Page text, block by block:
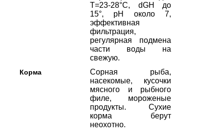
Т=23-28°С, dGH до
15°, рН около 7,
эффективная
фильтрация,
регулярная подмена
части воды на
свежую.
Корма
Сорная рыба,
насекомые, кусочки
мясного и рыбного
филе, мороженые
продукты. Сухие
корма берут
неохотно.